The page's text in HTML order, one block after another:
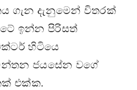
ගැන දැනුමෙන් විතරක්
ඉන්න පිරිසත්
හිටියෙ
ජයසේන වගේ
එක්ක.